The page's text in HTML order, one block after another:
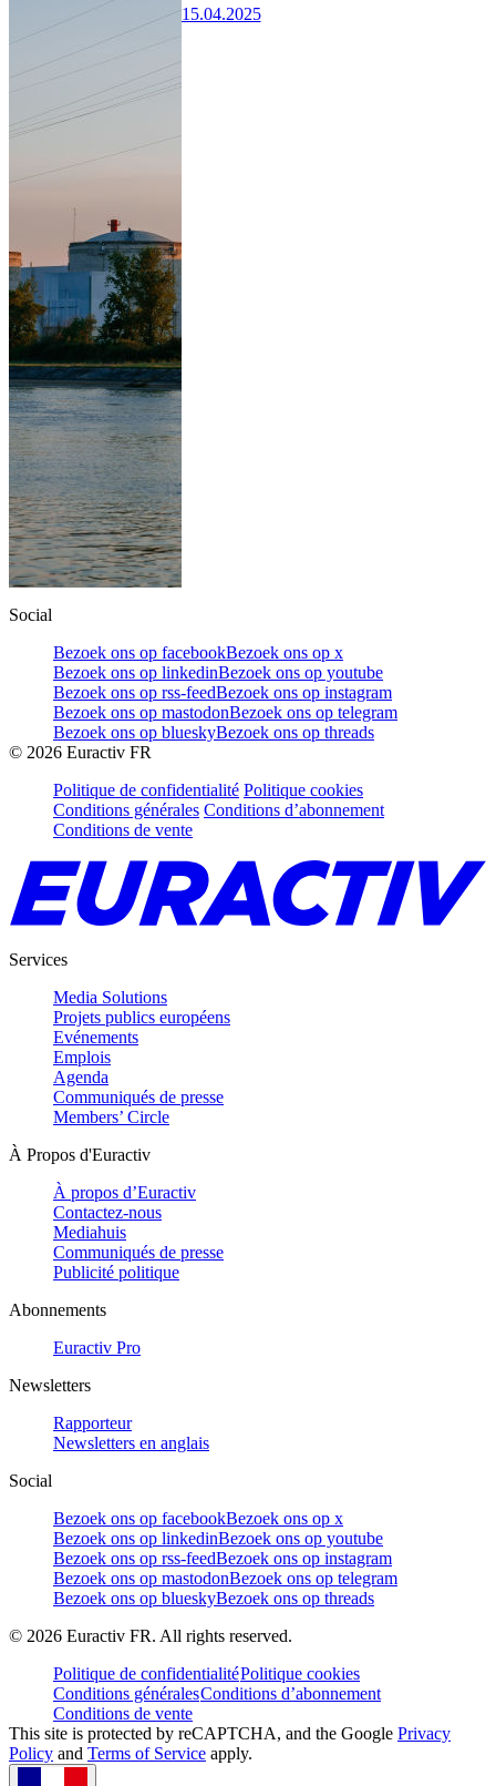
15.04.2025
Social
Bezoek ons op facebookBezoek ons op x
Bezoek ons op linkedinBezoek ons op youtube
Bezoek ons op rss-feedBezoek ons op instagram
Bezoek ons op mastodonBezoek ons op telegram
Bezoek ons op blueskyBezoek ons op threads
© 2026 Euractiv FR
Politique de confidentialité Politique cookies
Conditions générales Conditions d’abonnement
Conditions de vente
Services
Media Solutions
Projets publics européens
Evénements
Emplois
Agenda
Communiqués de presse
Members’ Circle
À Propos d'Euractiv
À propos d’Euractiv
Contactez-nous
Mediahuis
Communiqués de presse
Publicité politique
Abonnements
Euractiv Pro
Newsletters
Rapporteur
Newsletters en anglais
Social
Bezoek ons op facebookBezoek ons op x
Bezoek ons op linkedinBezoek ons op youtube
Bezoek ons op rss-feedBezoek ons op instagram
Bezoek ons op mastodonBezoek ons op telegram
Bezoek ons op blueskyBezoek ons op threads
© 2026 Euractiv FR. All rights reserved.
Politique de confidentialitéPolitique cookies
Conditions généralesConditions d’abonnement
Conditions de vente
This site is protected by reCAPTCHA, and the Google Privacy
Policy and Terms of Service apply.